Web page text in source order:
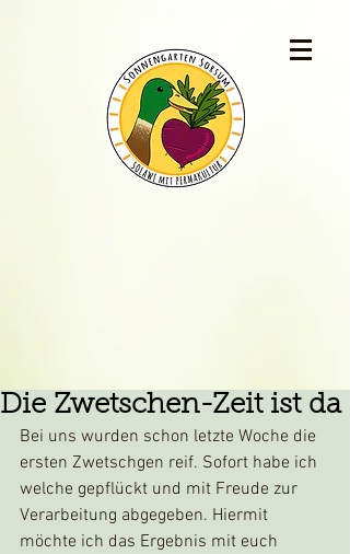
Die Zwetschen-Zeit ist da
Bei uns wurden schon letzte Woche die
ersten Zwetschgen reif. Sofort habe ich
welche gepflückt und mit Freude zur
Verarbeitung abgegeben. Hiermit
möchte ich das Ergebnis mit euch